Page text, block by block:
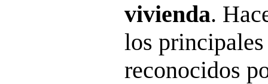
vivienda.
los
reconocidos